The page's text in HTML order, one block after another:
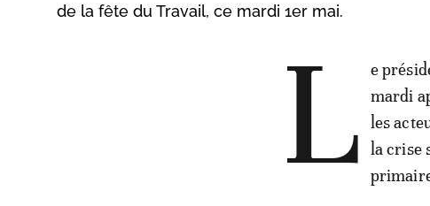
de la fête du Travail, ce mardi 1er mai.
L
e
mardi
les
la crise